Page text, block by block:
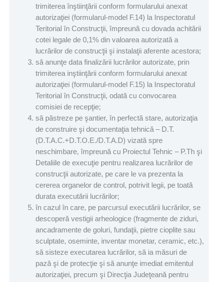
trimiterea înştiinţării conform formularului anexat
autorizaţiei (formularul-model F.14) la Inspectoratul
Teritorial în Construcţii, împreună cu dovada achitării
cotei legale de 0,1% din valoarea autorizată a
lucrărilor de construcţii şi instalaţii aferente acestora;
să anunţe data finalizării lucrărilor autorizate, prin
trimiterea inştiinţării conform formularului anexat
autorizaţiei (formularul-model F.15) la Inspectoratul
Teritorial în Construcţii, odată cu convocarea
comisiei de recepţie;
să păstreze pe şantier, în perfectă stare, autorizaţia
de construire şi documentaţia tehnică – D.T.
(D.T.A.C.+D.T.O.E./D.T.A.D) vizată spre
neschimbare, împreună cu Proiectul Tehnic – P.Th şi
Detaliile de execuţie pentru realizarea lucrărilor de
construcţii autorizate, pe care le va prezenta la
cererea organelor de control, potrivit legii, pe toată
durata executării lucrărilor;
în cazul în care, pe parcursul executării lucrărilor, se
descoperă vestigii arheologice (fragmente de ziduri,
ancadramente de goluri, fundaţii, pietre cioplite sau
sculptate, oseminte, inventar monetar, ceramic, etc.),
să sisteze executarea lucrărilor, să ia măsuri de
pază şi de protecţie şi să anunţe imediat emitentul
autorizaţiei, precum şi Direcţia Judeţeană pentru